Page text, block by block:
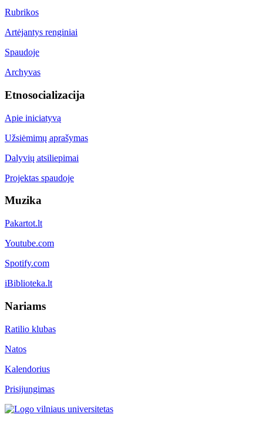
Rubrikos
Artėjantys renginiai
Spaudoje
Archyvas
Etnosocializacija
Apie iniciatyvą
Užsiėmimų aprašymas
Dalyvių atsiliepimai
Projektas spaudoje
Muzika
Pakartot.lt
Youtube.com
Spotify.com
iBiblioteka.lt
Nariams
Ratilio klubas
Natos
Kalendorius
Prisijungimas